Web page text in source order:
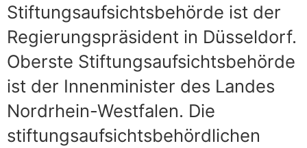
Stiftungsaufsichtsbehörde ist der
Regierungspräsident in Düsseldorf.
Oberste Stiftungsaufsichtsbehörde
ist der Innenminister des Landes
Nordrhein-Westfalen. Die
stiftungsaufsichtsbehördlichen